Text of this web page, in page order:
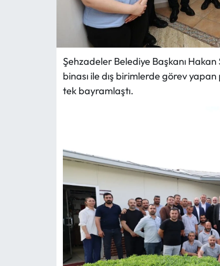
Şehzadeler Belediye Başkanı
binası ile dış birimlerde görev
tek bayramlaştı.